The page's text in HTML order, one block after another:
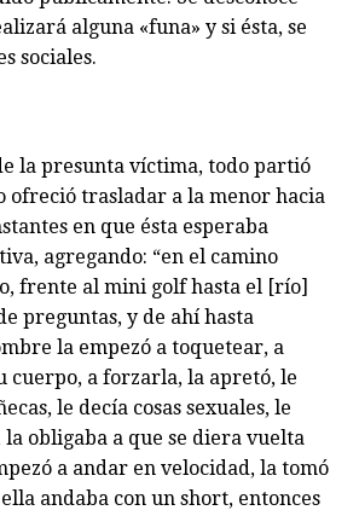
alguna «funa» y si ésta, se
sociales.
la presunta víctima, todo partió
ofreció trasladar a la menor hacia
en que ésta esperaba
agregando: “en el camino
frente al mini golf hasta el [río]
preguntas, y de ahí hasta
la empezó a toquetear, a
cuerpo, a forzarla, la apretó, le
le decía cosas sexuales, le
la obligaba a que se diera vuelta
a andar en velocidad, la tomó
andaba con un short, entonces